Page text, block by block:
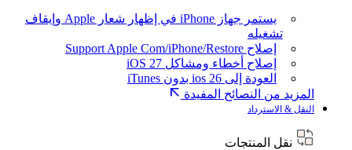
يستمر جهاز iPhone في إظهار شعار Apple وإيقاف
تشغيله
إصلاح Support Apple Com/iPhone/Restore
إصلاح أخطاء ومشاكل iOS 27
العودة إلى ios 26 بدون iTunes
المزيد من النصائح المفيدة
النقل & الاسترداد
نقل المنتجات